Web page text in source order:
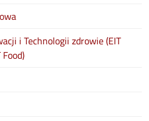
i Technologii zdrowie (EIT